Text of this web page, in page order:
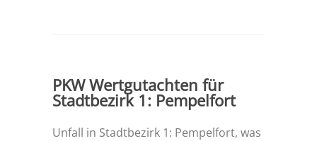
PKW Wertgutachten für
Stadtbezirk 1: Pempelfort
Unfall in Stadtbezirk 1: Pempelfort, was